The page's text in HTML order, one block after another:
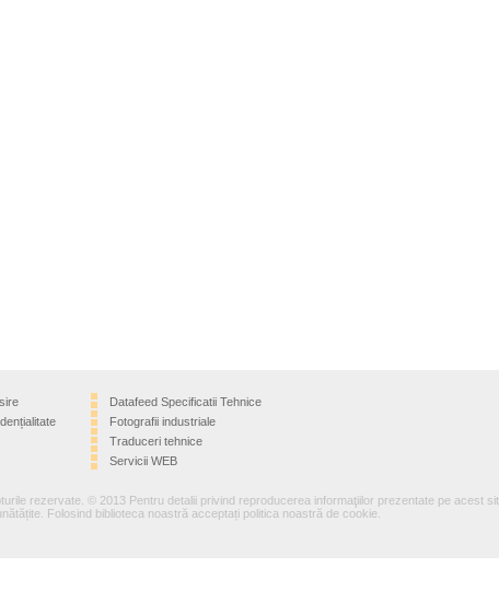
Datafeed Specificatii Tehnice
Fotografii industriale
Traduceri tehnice
Servicii WEB
rezervate. © 2013 Pentru detalii privind reproducerea informaţiilor prezentate pe acest
Folosind biblioteca noastră acceptați politica noastră de cookie.